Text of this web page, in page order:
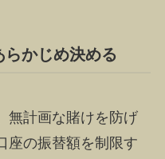
かじめ決める
無計画な賭けを防げ
座の振替額を制限す